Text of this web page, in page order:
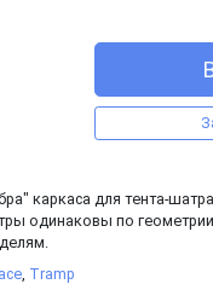
каркаса для тента-
одинаковы по
, Tramp